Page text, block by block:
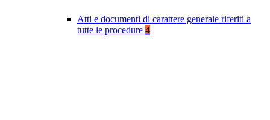
Atti e documenti di carattere generale riferiti a
tutte le procedure 4